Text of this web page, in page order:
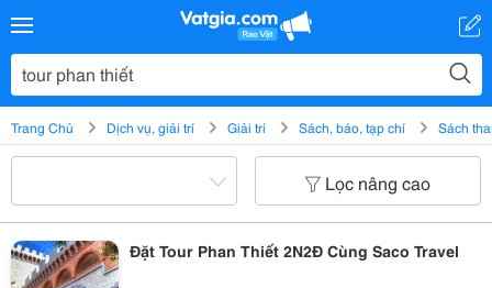
Trang Chủ Dịch vụ, giải trí Giải trí Sách, báo, tạp chí Sách
Lọc nâng cao
Đặt Tour Phan Thiết 2N2Đ Cùng Saco Travel